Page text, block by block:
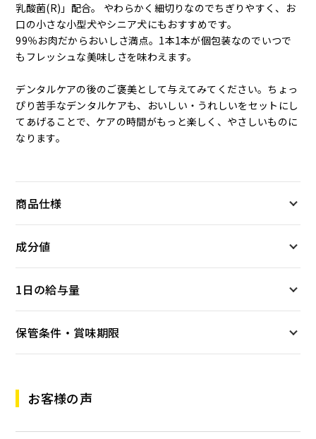
乳酸菌(R)」配合。 やわらかく細切りなのでちぎりやすく、お
口の小さな小型犬やシニア犬にもおすすめです。
99％お肉だからおいしさ満点。1本1本が個包装なのでいつで
もフレッシュな美味しさを味わえます。
デンタルケアの後のご褒美として与えてみてください。ちょっ
ぴり苦手なデンタルケアも、おいしい・うれしいをセットにし
てあげることで、ケアの時間がもっと楽しく、やさしいものに
なります。
商品仕様
成分値
1日の給与量
保管条件・賞味期限
お客様の声